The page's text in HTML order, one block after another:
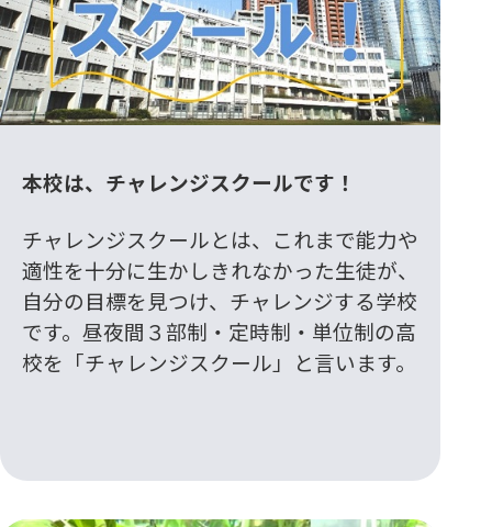
本校は、チャレンジスクールです！
チャレンジスクールとは、これまで能力や
適性を十分に生かしきれなかった生徒が、
自分の目標を見つけ、チャレンジする学校
です。昼夜間３部制・定時制・単位制の高
校を「チャレンジスクール」と言います。